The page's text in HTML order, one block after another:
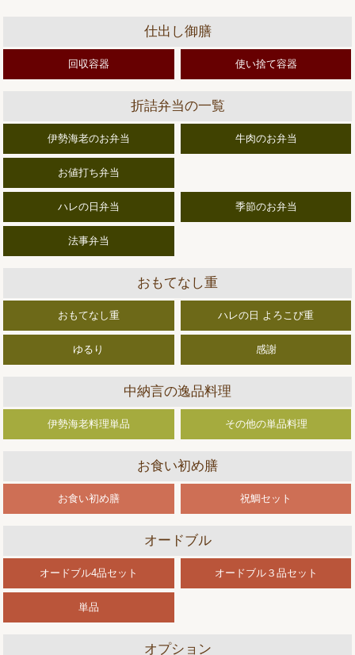
仕出し御膳
回収容器 使い捨て容器
折詰弁当の一覧
伊勢海老のお弁当 牛肉のお弁当
お値打ち弁当
ハレの日弁当 季節のお弁当
法事弁当
おもてなし重
おもてなし重 ハレの日 よろこび重
ゆるり 感謝
中納言の逸品料理
伊勢海老料理単品 その他の単品料理
お食い初め膳
お食い初め膳 祝鯛セット
オードブル
オードブル4品セット オードブル３品セット
単品
オプション